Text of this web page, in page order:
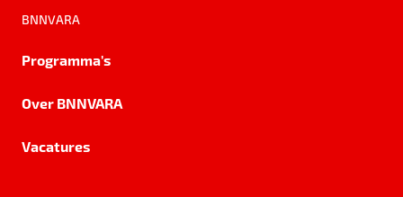
BNNVARA
Programma's
Over BNNVARA
Vacatures